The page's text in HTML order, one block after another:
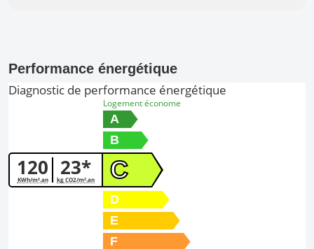
Performance énergétique
Diagnostic de performance énergétique
120
KWh/m².an 23*
kg CO2/m².an
Logement économe
A
B
C
D
E
F